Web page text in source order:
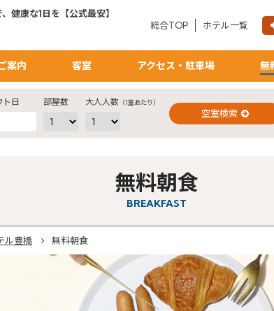
健康な1日を【公式最安】
総合TOP
ホテル一覧
案内 客室 アクセス・駐車場 無
ト日 部屋数 大人人数（1室あたり）
空室検索
無料朝食
BREAKFAST
ル豊橋 無料朝食
ご予約確認・変更・キャンセルフォ
公式Webサイトからのご予約
閉じる